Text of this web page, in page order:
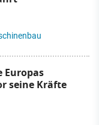
Europas
seine Kräfte